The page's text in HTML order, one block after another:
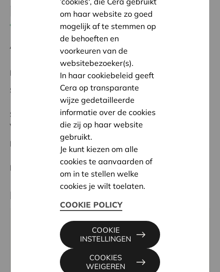
praktijkuniform
Terug naar overzicht
Ambitie: Warme en zorgzame buurten voor iedereen
Regionaal Project
Startdatum:
10/03/2026
Status:
In behandeling
Voorkempen
Datum:
10/03/2026
Beslissing: Goedgekeurd
Partner
'T LOMMERT, BOTERMELKBAAN 75, 2900 SCHOTEN
03 658 65 56
mail@lommert.be
/www.lommert.be/v2/
om haar website zo goed
mogelijk af te stemmen op
de behoeften en
voorkeuren van de
websitebezoeker(s).
In haar cookiebeleid geeft
Cera op transparante
wijze gedetailleerde
informatie over de cookies
die zij op haar website
gebruikt.
Je kunt kiezen om alle
cookies te aanvaarden of
om in te stellen welke
cookies je wilt toelaten.
COOKIE POLICY
COOKIES
WEIGEREN
COOKIE
INSTELLINGEN